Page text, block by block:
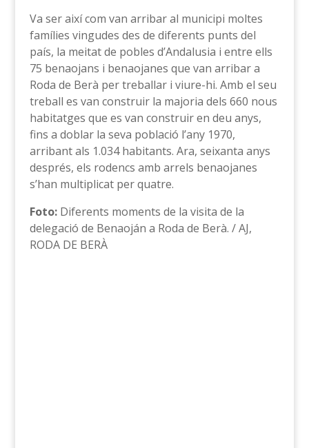
Va ser així com van arribar al municipi moltes
famílies vingudes des de diferents punts del
país, la meitat de pobles d’Andalusia i entre ells
75 benaojans i benaojanes que van arribar a
Roda de Berà per treballar i viure-hi. Amb el seu
treball es van construir la majoria dels 660 nous
habitatges que es van construir en deu anys,
fins a doblar la seva població l’any 1970,
arribant als 1.034 habitants. Ara, seixanta anys
després, els rodencs amb arrels benaojanes
s’han multiplicat per quatre.
Foto:Diferents moments de la visita de la
delegació de Benaoján a Roda de Berà. / AJ,
RODA DE BERÀ